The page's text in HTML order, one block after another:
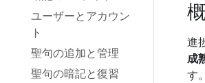
ユーザーとアカウン
ト
聖句の追加と管理
聖句の暗記と復習
進
成
す。